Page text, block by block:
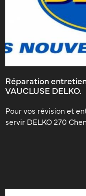
Réparation
VAUCLUSE DELKO.
Pour vos révision et
servir DELKO 270